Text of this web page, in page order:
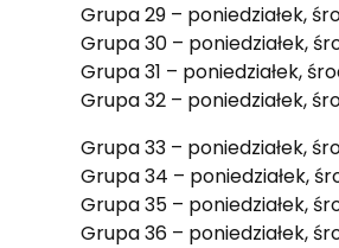
Grupa 29 – poniedziałek,
Grupa 30 – poniedziałek,
Grupa 31 – poniedziałek,
Grupa 32 – poniedziałek,
Grupa 33 – poniedziałek,
Grupa 34 – poniedziałek,
Grupa 35 – poniedziałek,
Grupa 36 – poniedziałek,